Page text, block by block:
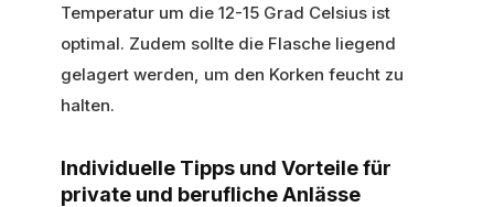
Temperatur um die 12-15 Grad Celsius ist
optimal. Zudem sollte die Flasche liegend
gelagert werden, um den Korken feucht zu
halten.
Individuelle Tipps und Vorteile für
private und berufliche Anlässe